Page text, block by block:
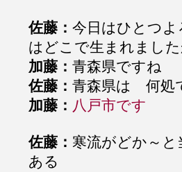
佐藤： 今日はひとつ
はどこで生まれまし
加藤： 青森県ですね
佐藤： 青森県は 何処
加藤： 八戸市です
佐藤： 寒流がどか～
ある